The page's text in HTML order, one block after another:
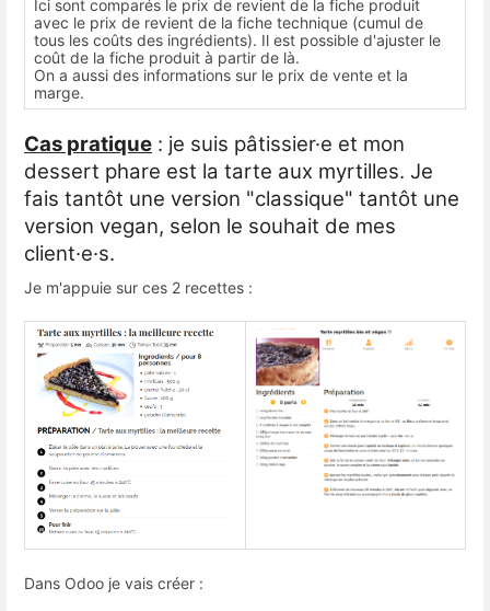
Ici sont comparés le prix de revient de la fiche produit
avec le prix de revient de la fiche technique (cumul de
tous les coûts des ingrédients). Il est possible d'ajuster le
coût de la fiche produit à partir de là.
On a aussi des informations sur le prix de vente et la
marge.
Cas pratique : je suis pâtissier·e et mon
dessert phare est la tarte aux myrtilles. Je
fais tantôt une version "classique" tantôt une
version vegan, selon le souhait de mes
client·e·s.
Je m'appuie sur ces 2 recettes :
Dans Odoo je vais créer :